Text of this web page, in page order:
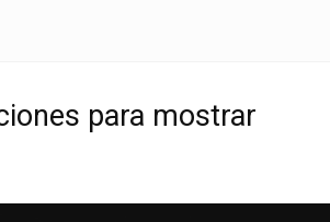
para mostrar